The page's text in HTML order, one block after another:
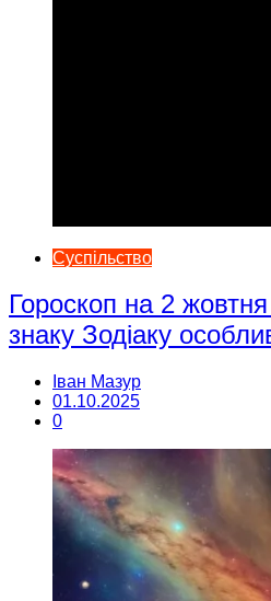
Суспільство
Гороскоп на 2
знаку Зодіаку
Іван Мазур
01.10.2025
0